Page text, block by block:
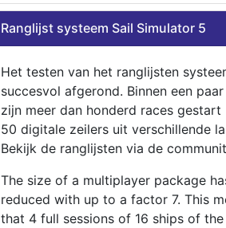
Ranglijst systeem Sail Simulator 5
Het testen van het ranglijsten
succesvol afgerond. Binnen een
zijn meer dan honderd races gestart
50 digitale zeilers uit verschillende
Bekijk de ranglijsten via de
The size of a multiplayer package
reduced with up to a factor 7. This
that 4 full sessions of 16 ships of